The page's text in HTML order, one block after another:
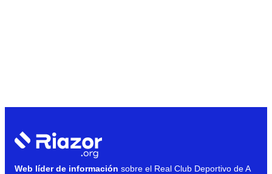
Web líder de información sobre el Real Club Deportivo de A